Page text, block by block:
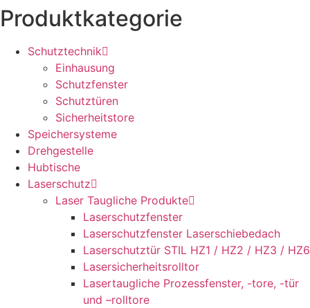
Produktkategorie
Schutztechnik
Einhausung
Schutzfenster
Schutztüren
Sicherheitstore
Speichersysteme
Drehgestelle
Hubtische
Laserschutz
Laser Taugliche Produkte
Laserschutzfenster
Laserschutzfenster Laserschiebedach
Laserschutztür STIL HZ1 / HZ2 / HZ3 / HZ6
Lasersicherheitsrolltor
Lasertaugliche Prozessfenster, -tore, -tür
und –rolltore